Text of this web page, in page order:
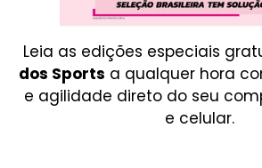
Leia as edições especiais
dos Sports a qualquer hora
e agilidade direto do seu
e celular.